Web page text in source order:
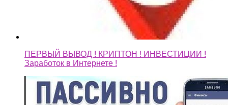
ПЕРВЫЙ ВЫВОД ! КРИПТОН ! ИНВЕСТИЦИИ !
Заработок в Интернете !